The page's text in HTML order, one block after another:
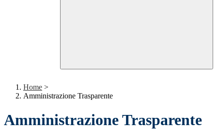
Home >
Amministrazione Trasparente
Amministrazione Trasparente